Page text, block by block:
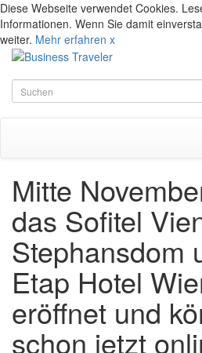
Diese Webseite verwendet Cookies.
Informationen. Wenn Sie damit
weiter. Mehr erfahren x
Mitte
das Sofitel
Stephansdom
Etap Hotel
eröffnet und
schon jetzt